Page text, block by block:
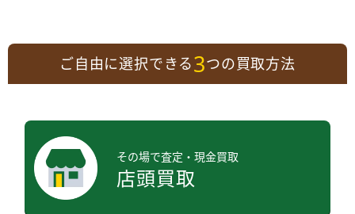
ご自由に選択できる3つの買取方法
その場で査定・現金買取
店頭買取